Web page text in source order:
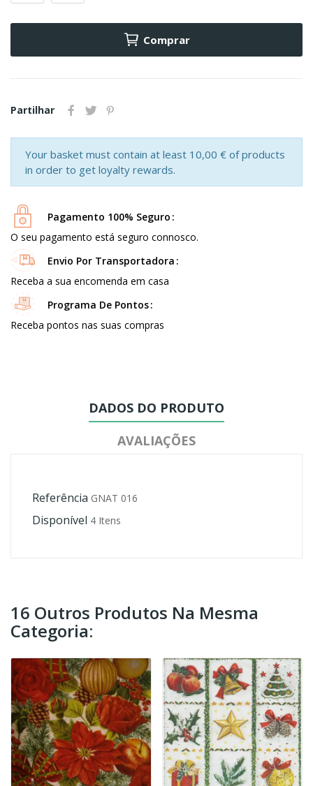
Comprar
Partilhar
Your basket must contain at least 10,00 € of products
in order to get loyalty rewards.
Pagamento 100% Seguro
O seu pagamento está seguro connosco.
Envio Por Transportadora
Receba a sua encomenda em casa
Programa De Pontos
Receba pontos nas suas compras
DADOS DO PRODUTO
AVALIAÇÕES
Referência GNAT 016
Disponível 4 Itens
16 Outros Produtos Na Mesma
Categoria: